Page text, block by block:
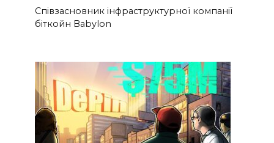
Співзасновник інфраструктурної компанії
біткойн Babylon